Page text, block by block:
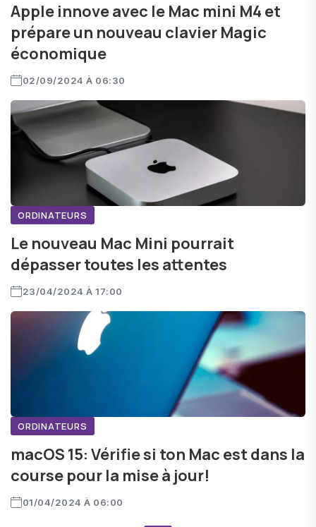
Apple innove avec le Mac mini M4 et
prépare un nouveau clavier Magic
économique
02/09/2024 À 06:30
ORDINATEURS
Le nouveau Mac Mini pourrait
dépasser toutes les attentes
23/04/2024 À 17:00
ORDINATEURS
macOS 15: Vérifie si ton Mac est dans la
course pour la mise à jour!
01/04/2024 À 06:00